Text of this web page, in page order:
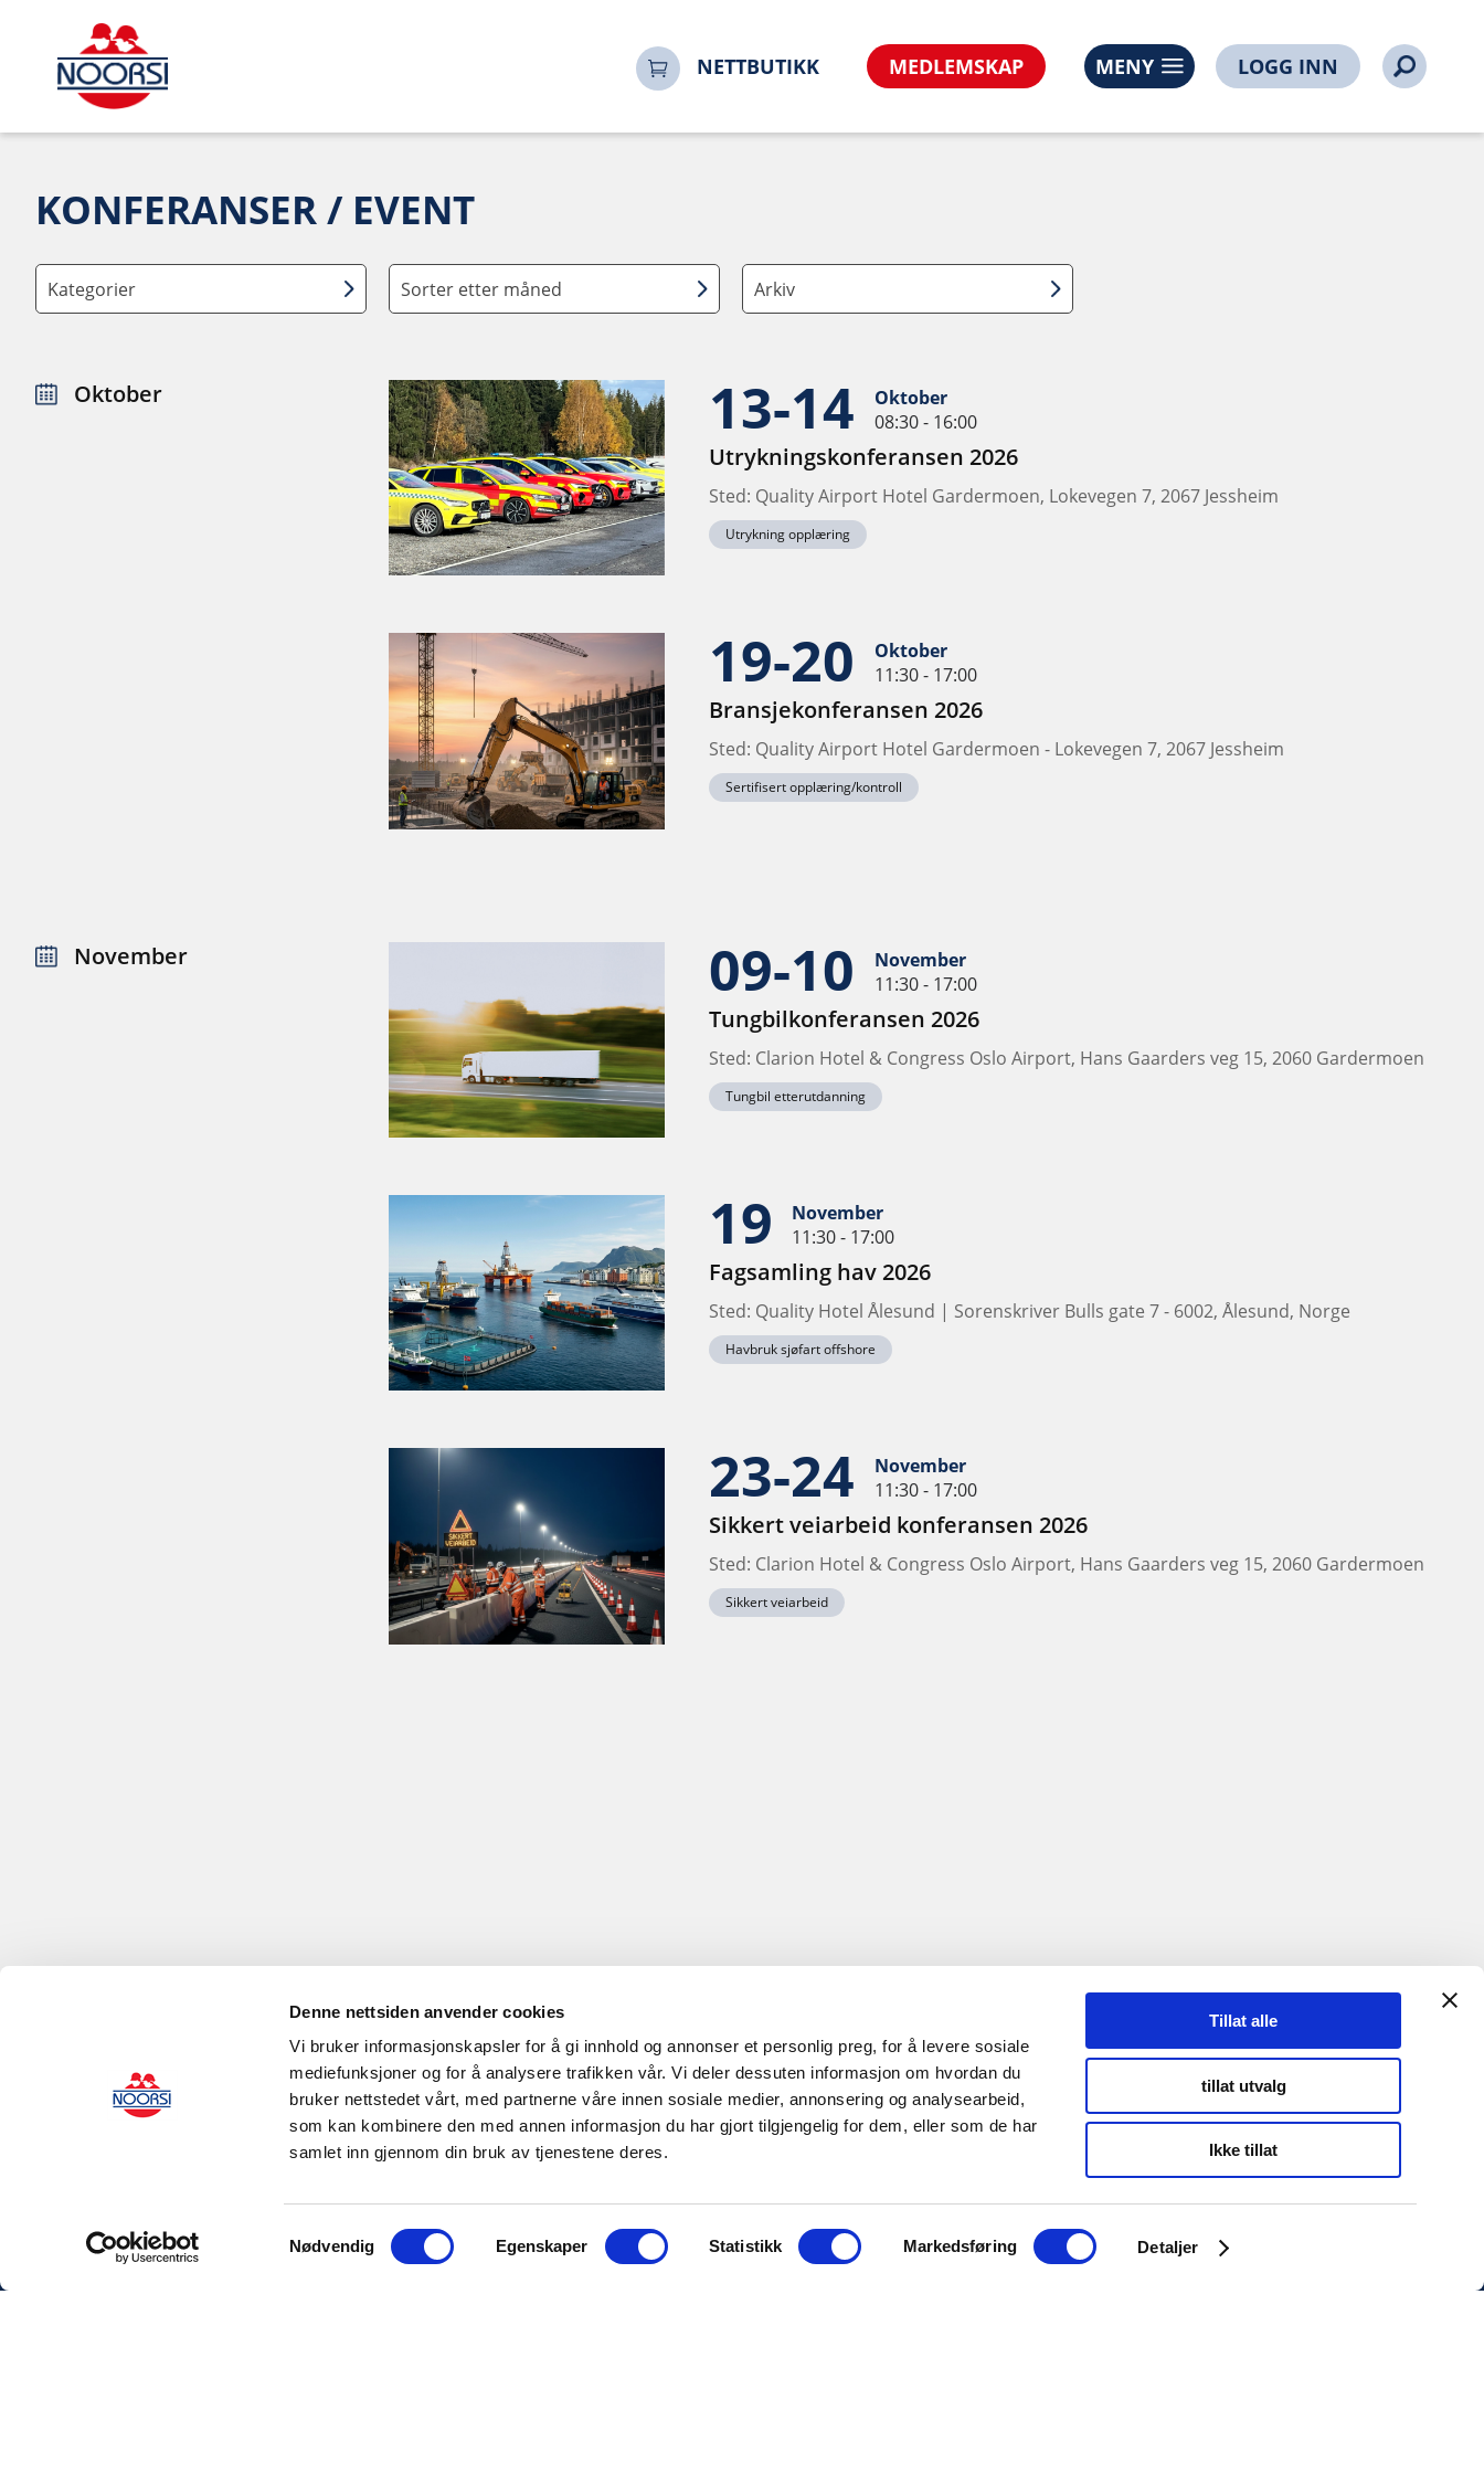
Denne nettsiden anvender cookies
Vi bruker informasjonskapsler for å gi innhold og annonser et personlig preg, for å levere sosiale
mediefunksjoner og for å analysere trafikken vår. Vi deler dessuten informasjon om hvordan du
bruker nettstedet vårt, med partnerne våre innen sosiale medier, annonsering og analysearbeid,
som kan kombinere den med annen informasjon du har gjort tilgjengelig for dem, eller som de har
samlet inn gjennom din bruk av tjenestene deres.
Samtykkevalg
Nødvendig Egenskaper Statistikk Markedsføring Detaljer
Tillat alle
tillat utvalg
Ikke tillat
NETTBUTIKK MEDLEMSKAP MENY LOGG INN
KONFERANSER / EVENT
Kategorier Sorter etter måned Arkiv
Oktober 13-14
Oktober
08:30 - 16:00
Utrykningskonferansen 2026
Sted: Quality Airport Hotel Gardermoen, Lokevegen 7, 2067 Jessheim
Utrykning opplæring
19-20
Oktober
11:30 - 17:00
Bransjekonferansen 2026
Sted: Quality Airport Hotel Gardermoen - Lokevegen 7, 2067 Jessheim
Sertifisert opplæring/kontroll
November 09-10
November
11:30 - 17:00
Tungbilkonferansen 2026
Sted: Clarion Hotel & Congress Oslo Airport, Hans Gaarders veg 15, 2060 Gardermoen
Tungbil etterutdanning
19
November
11:30 - 17:00
Fagsamling hav 2026
Sted: Quality Hotel Ålesund | Sorenskriver Bulls gate 7 - 6002, Ålesund, Norge
Havbruk sjøfart offshore
23-24
November
11:30 - 17:00
Sikkert veiarbeid konferansen 2026
Sted: Clarion Hotel & Congress Oslo Airport, Hans Gaarders veg 15, 2060 Gardermoen
Sikkert veiarbeid
KONTAKT OSS